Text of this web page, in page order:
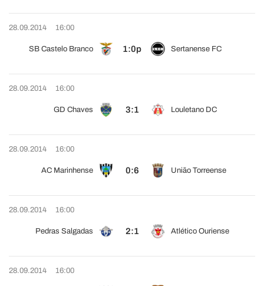
28.09.2014 16:00
SB Castelo Branco 1:0p Sertanense FC
28.09.2014 16:00
GD Chaves 3:1 Louletano DC
28.09.2014 16:00
AC Marinhense 0:6 União Torreense
28.09.2014 16:00
Pedras Salgadas 2:1 Atlético Ouriense
28.09.2014 16:00